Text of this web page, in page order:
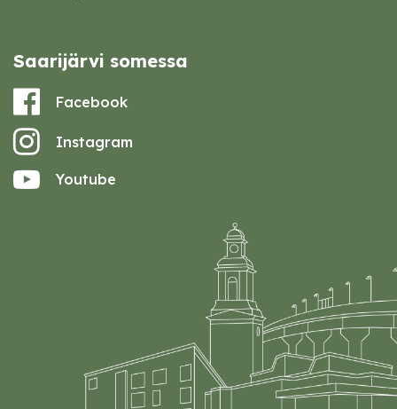
Saarijärvi somessa
Facebook
Instagram
Youtube